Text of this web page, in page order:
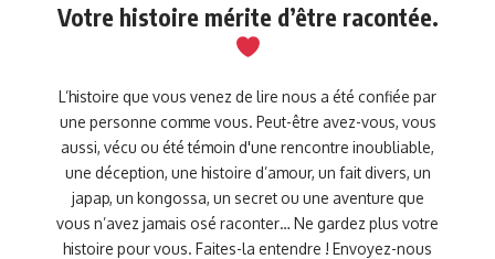
Votre histoire mérite d’être racontée.
L’histoire que vous venez de lire nous a été confiée par
une personne comme vous. Peut-être avez-vous, vous
aussi, vécu ou été témoin d'une rencontre inoubliable,
une déception, une histoire d’amour, un fait divers, un
japap, un kongossa, un secret ou une aventure que
vous n’avez jamais osé raconter… Ne gardez plus votre
histoire pour vous. Faites-la entendre ! Envoyez-nous